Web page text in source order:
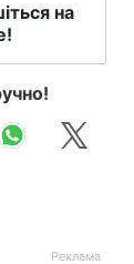
на